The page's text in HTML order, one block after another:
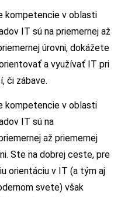
kompetencie v oblasti
IT sú na priemernej až
úrovni, dokážete
a využívať IT pri
či zábave.
kompetencie v oblasti
IT sú na
až priemernej
Ste na dobrej ceste, pre
orientáciu v IT (a tým aj
svete) však